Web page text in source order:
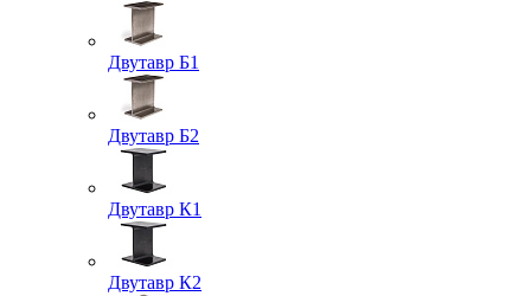
Двутавр Б1
Двутавр Б2
Двутавр К1
Двутавр К2